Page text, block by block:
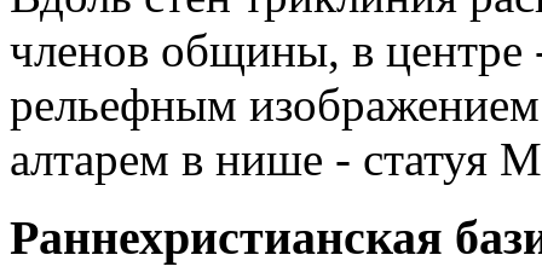
членов общины, в центре
рельефным
алтарем в нише - статуя
Раннехристианская